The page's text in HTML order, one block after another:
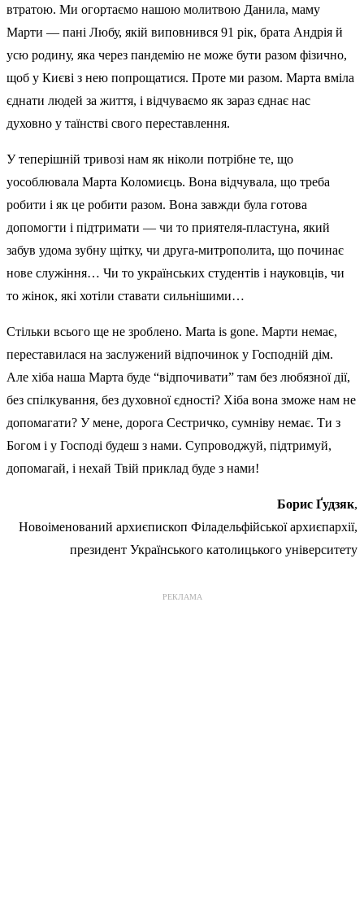
втратою. Ми огортаємо нашою молитвою Данила, маму
Марти — пані Любу, якій виповнився 91 рік, брата Андрія й
усю родину, яка через пандемію не може бути разом фізично,
щоб у Києві з нею попрощатися. Проте ми разом. Марта вміла
єднати людей за життя, і відчуваємо як зараз єднає нас
духовно у таїнстві свого переставлення.
У теперішній тривозі нам як ніколи потрібне те, що
уособлювала Марта Коломиєць. Вона відчувала, що треба
робити і як це робити разом. Вона завжди була готова
допомогти і підтримати — чи то приятеля-пластуна, який
забув удома зубну щітку, чи друга-митрополита, що починає
нове служіння… Чи то українських студентів і науковців, чи
то жінок, які хотіли ставати сильнішими…
Стільки всього ще не зроблено. Marta is gone. Марти немає,
переставилася на заслужений відпочинок у Господній дім.
Але хіба наша Марта буде “відпочивати” там без любязної дії,
без спілкування, без духовної єдності? Хіба вона зможе нам не
допомагати? У мене, дорога Сестричко, сумніву немає. Ти з
Богом і у Господі будеш з нами. Супроводжуй, підтримуй,
допомагай, і нехай Твій приклад буде з нами!
Борис Ґудзяк,
Новоіменований архиєпископ Філадельфійської архиєпархії,
президент Українського католицького університету
РЕКЛАМА